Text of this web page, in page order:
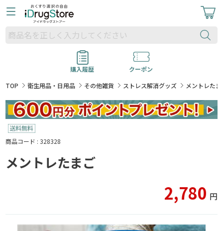
購入履歴
クーポン
TOP
衛生用品・日用品 その他雑貨 ストレス解消グッズ メントレた
商品コード : 328328
メントレたまご
2,780 円